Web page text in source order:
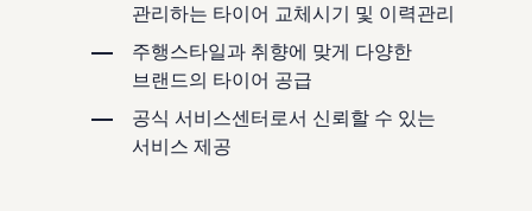
관리하는 타이어 교체시기 및 이력관리
주행스타일과 취향에 맞게 다양한
브랜드의 타이어 공급
공식 서비스센터로서 신뢰할 수 있는
서비스 제공